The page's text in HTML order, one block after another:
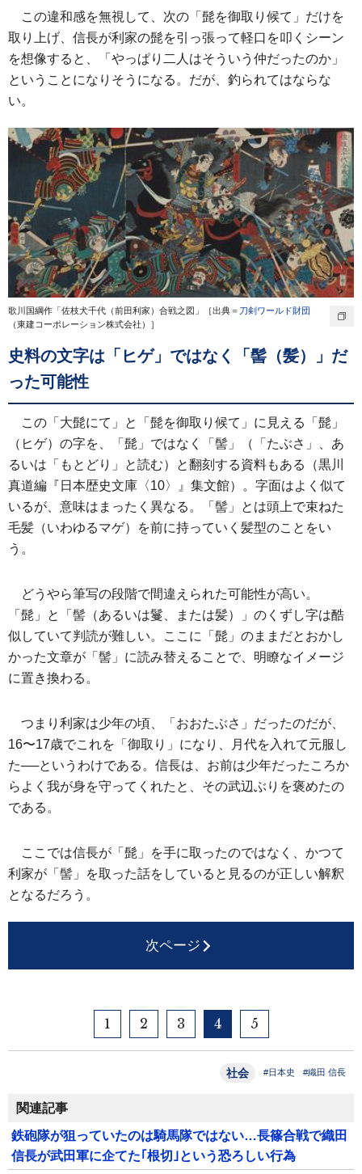
この違和感を無視して、次の「髭を御取り候て」だけを
取り上げ、信長が利家の髭を引っ張って軽口を叩くシーン
を想像すると、「やっぱり二人はそういう仲だったのか」
ということになりそうになる。だが、釣られてはならな
い。
歌川国綱作「佐枝犬千代（前田利家）合戦之図」［出典＝ 刀剣ワールド財団
（東建コーポレーション株式会社）］
史料の文字は「ヒゲ」ではなく「髻（髪）」だ
った可能性
この「大髭にて」と「髭を御取り候て」に見える「髭」
（ヒゲ）の字を、「髭」ではなく「髻」（「たぶさ」、あ
るいは「もとどり」と読む）と翻刻する資料もある（黒川
真道編『日本歴史文庫〈10〉』集文館）。字面はよく似て
いるが、意味はまったく異なる。「髻」とは頭上で束ねた
毛髪（いわゆるマゲ）を前に持っていく髪型のことをい
う。
どうやら筆写の段階で間違えられた可能性が高い。
「髭」と「髻（あるいは鬘、または髪）」のくずし字は酷
似していて判読が難しい。ここに「髭」のままだとおかし
かった文章が「髻」に読み替えることで、明瞭なイメージ
に置き換わる。
つまり利家は少年の頃、「おおたぶさ」だったのだが、
16〜17歳でこれを「御取り」になり、月代を入れて元服し
た──というわけである。信長は、お前は少年だったころか
らよく我が身を守ってくれたと、その武辺ぶりを褒めたの
である。
ここでは信長が「髭」を手に取ったのではなく、かつて
利家が「髻」を取った話をしていると見るのが正しい解釈
となるだろう。
次ページ
1 2 3 4 5
社会 #日本史 #織田 信長
関連記事
鉄砲隊が狙っていたのは騎馬隊ではない…長篠合戦で織田
信長が武田軍に企てた｢根切｣という恐ろしい行為